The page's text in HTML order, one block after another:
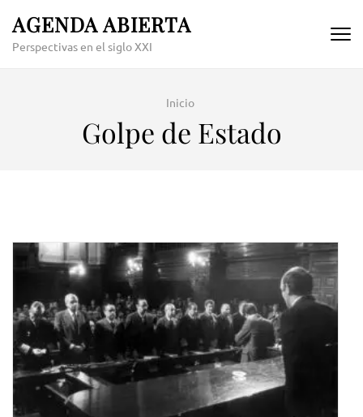
content
AGENDA ABIERTA
Perspectivas en el siglo XXI
Inicio
Golpe de Estado